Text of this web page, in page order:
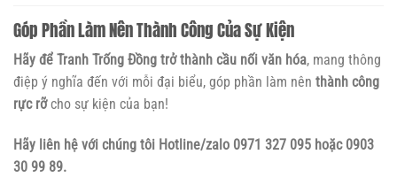
Góp Phần Làm Nên Thành Công Của Sự Kiện
Hãy để Tranh Trống Đồng trở thành cầu nối văn hóa, mang thông
điệp ý nghĩa đến với mỗi đại biểu, góp phần làm nên thành công
rực rỡcho sự kiện của bạn!
Hãy liên hệ với chúng tôi Hotline/zalo 0971 327 095 hoặc 0903
30 99 89.